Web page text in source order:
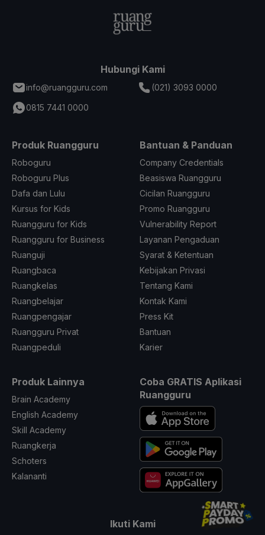
Hubungi Kami
info@ruangguru.com
(021) 3093 0000
0815 7441 0000
Produk Ruangguru
Roboguru
Roboguru Plus
Dafa dan Lulu
Kursus for Kids
Ruangguru for Kids
Ruangguru for Business
Ruanguji
Ruangbaca
Ruangkelas
Ruangbelajar
Ruangpengajar
Ruangguru Privat
Ruangpeduli
Bantuan & Panduan
Company Credentials
Beasiswa Ruangguru
Cicilan Ruangguru
Promo Ruangguru
Vulnerability Report
Layanan Pengaduan
Syarat & Ketentuan
Kebijakan Privasi
Tentang Kami
Kontak Kami
Press Kit
Bantuan
Karier
Produk Lainnya
Brain Academy
English Academy
Skill Academy
Ruangkerja
Schoters
Kalananti
Coba GRATIS Aplikasi
Ruangguru
Ikuti Kami